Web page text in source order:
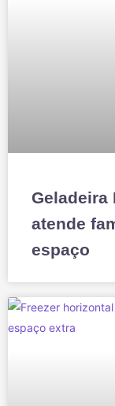
Geladeira
atende
espaço